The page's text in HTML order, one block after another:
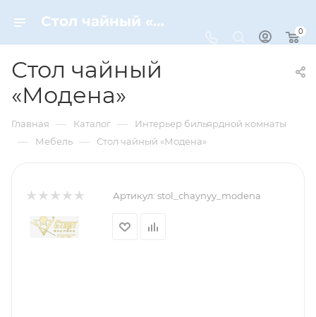
Стол чайный «Модена» – купить по цене 61792 руб. в интернет-магазине Dynamic-Sport
0
Стол чайный
«Модена»
Главная — Каталог — Интерьер бильярдной комнаты
— Мебель — Стол чайный «Модена»
Артикул: stol_chaynyy_modena